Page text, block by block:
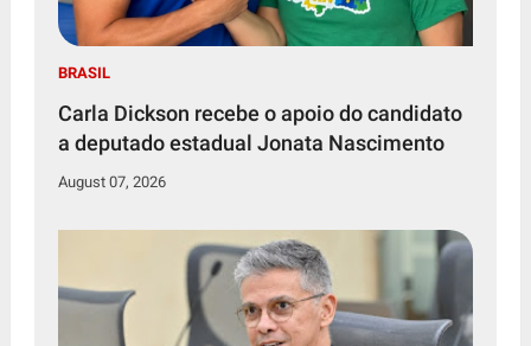
BRASIL
Carla Dickson recebe o apoio do candidato
a deputado estadual Jonata Nascimento
August 07, 2026